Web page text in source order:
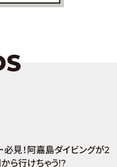
必見！阿嘉島ダイビングが2
ら行けちゃう!?